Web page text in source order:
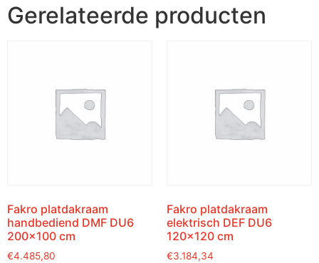
Gerelateerde producten
Fakro platdakraam
handbediend DMF DU6
200×100 cm
€4.485,80
Fakro platdakraam
elektrisch DEF DU6
120×120 cm
€3.184,34